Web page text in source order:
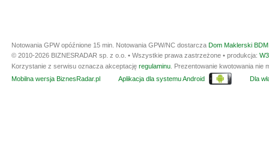
Notowania GPW opóźnione 15 min. Notowania GPW/NC dostarcza Dom Maklerski
© 2010-2026 BIZNESRADAR sp. z o.o. • Wszystkie prawa zastrzeżone • produkcja:
Korzystanie z serwisu oznacza akceptację regulaminu . Prezentowanie kwotowania
Mobilna wersja BiznesRadar.pl
Aplikacja dla systemu Android Dla